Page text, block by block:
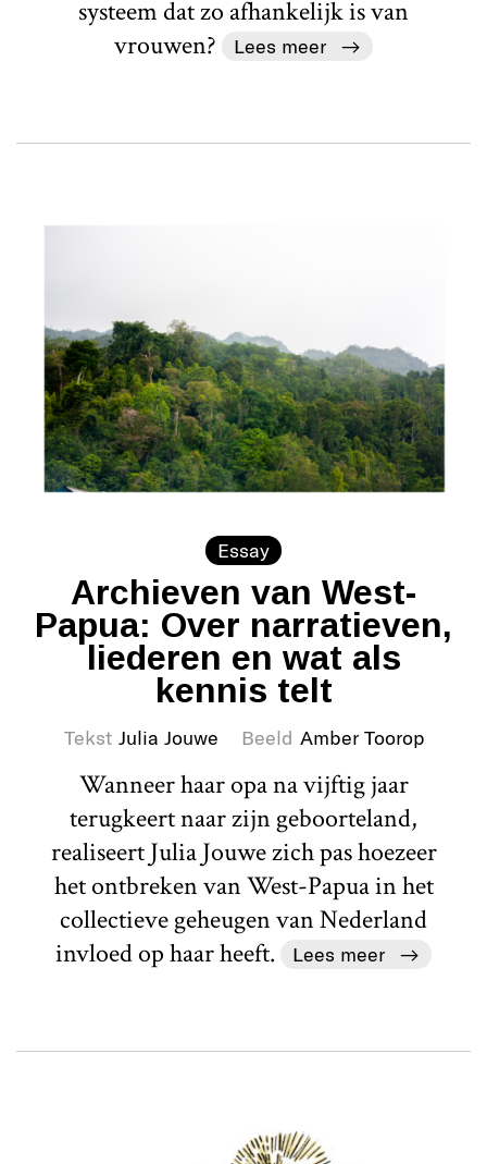
systeem dat zo afhankelijk is van
vrouwen?
Lees meer
Essay
Archieven van West-
Papua: Over narratieven,
liederen en wat als
kennis telt
Tekst Julia Jouwe Beeld Amber Toorop
Wanneer haar opa na vijftig jaar
terugkeert naar zijn geboorteland,
realiseert Julia Jouwe zich pas hoezeer
het ontbreken van West-Papua in het
collectieve geheugen van Nederland
invloed op haar heeft.
Lees meer